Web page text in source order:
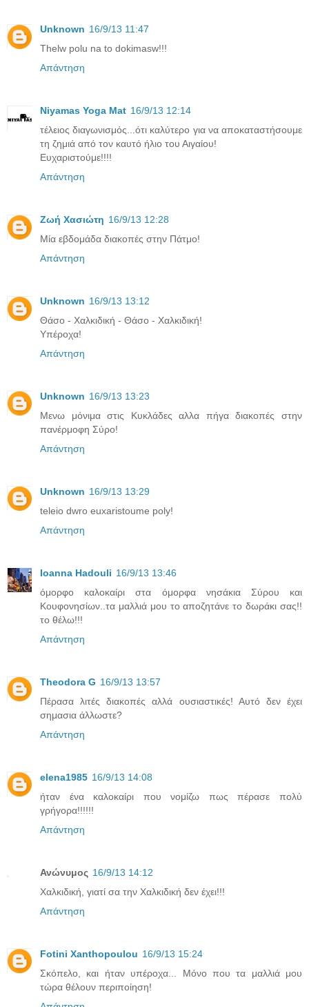
Unknown 16/9/13 11:47
Thelw polu na to dokimasw!!!
Απάντηση
Niyamas Yoga Mat 16/9/13 12:14
τέλειος διαγωνισμός...ότι καλύτερο για να αποκαταστήσουμε
τη ζημιά από τον καυτό ήλιο του Αιγαίου!
Ευχαριστούμε!!!!
Απάντηση
Ζωή Χασιώτη 16/9/13 12:28
Μία εβδομάδα διακοπές στην Πάτμο!
Απάντηση
Unknown 16/9/13 13:12
Θάσο - Χαλκιδική - Θάσο - Χαλκιδική!
Υπέροχα!
Απάντηση
Unknown 16/9/13 13:23
Μενω μόνιμα στις Κυκλάδες αλλα πήγα διακοπές στην
πανέρμοφη Σύρο!
Απάντηση
Unknown 16/9/13 13:29
teleio dwro euxaristoume poly!
Απάντηση
Ioanna Hadouli 16/9/13 13:46
όμορφο καλοκαίρι στα όμορφα νησάκια Σύρου και
Κουφονησίων..τα μαλλιά μου το αποζητάνε το δωράκι σας!!
το θέλω!!!
Απάντηση
Theodora G 16/9/13 13:57
Πέρασα λιτές διακοπές αλλά ουσιαστικές! Αυτό δεν έχει
σημασια άλλωστε?
Απάντηση
elena1985 16/9/13 14:08
ήταν ένα καλοκαίρι που νομίζω πως πέρασε πολύ
γρήγορα!!!!!!
Απάντηση
Ανώνυμος 16/9/13 14:12
Χαλκιδική, γιατί σα την Χαλκιδική δεν έχει!!!
Απάντηση
Fotini Xanthopoulou 16/9/13 15:24
Σκόπελο, και ήταν υπέροχα... Μόνο που τα μαλλιά μου
τώρα θέλουν περιποίηση!